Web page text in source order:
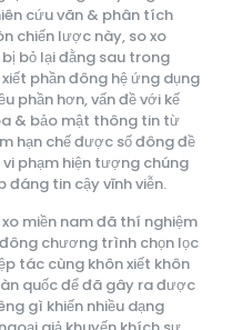
cứu vãn & phân tích
chiến lược này, so xo
bỏ lại đằng sau trong
phần đông hệ ứng dụng
phần hơn, vấn đề với kế
& bảo mật thông tin từ
hạn chế được số đông đề
phạm hiện tượng chúng
đáng tin cậy vĩnh viễn.
miền nam đã thí nghiệm
chương trình chọn lọc
tác cùng khôn xiết khôn
quốc để đã gây ra được
gì khiến nhiều dạng